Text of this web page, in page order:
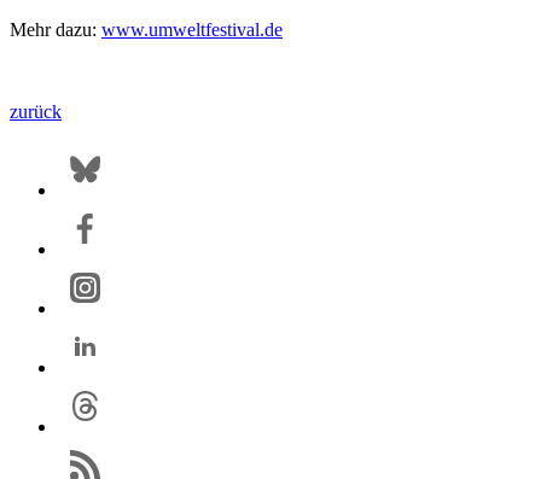
Mehr dazu: www.umweltfestival.de
zurück